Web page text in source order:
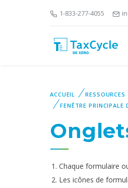
1-833-277-4055
ACCUEIL RESSOURCES
FENÊTRE PRINCIPALE
Chaque formulaire
Les icônes de